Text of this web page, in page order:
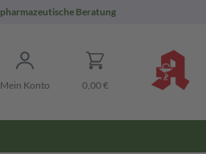
pharmazeutische Beratung
Mein Konto 0,00 €